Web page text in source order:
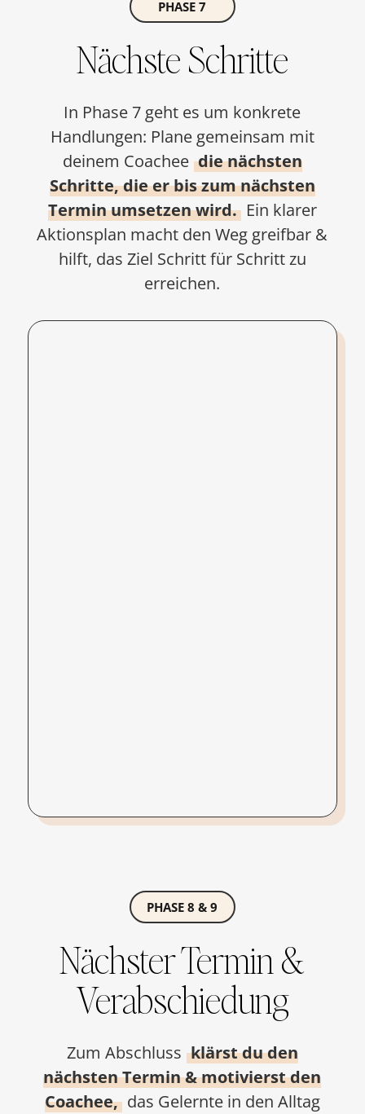
PHASE 7
Nächste Schritte
In Phase 7 geht es um konkrete
Handlungen: Plane gemeinsam mit
deinem Coachee die nächsten
Schritte, die er bis zum nächsten
Termin umsetzen wird. Ein klarer
Aktionsplan macht den Weg greifbar &
hilft, das Ziel Schritt für Schritt zu
erreichen.
PHASE 8 & 9
Nächster Termin &
Verabschiedung
Zum Abschluss klärst du den
nächsten Termin & motivierst den
Coachee, das Gelernte in den Alltag